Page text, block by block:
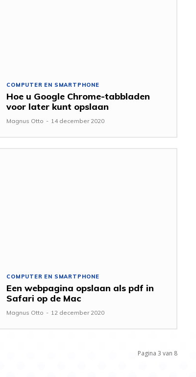
COMPUTER EN SMARTPHONE
Hoe u Google Chrome-tabbladen
voor later kunt opslaan
Magnus Otto - 14 december 2020
COMPUTER EN SMARTPHONE
Een webpagina opslaan als pdf in
Safari op de Mac
Magnus Otto - 12 december 2020
Pagina 3 van 8